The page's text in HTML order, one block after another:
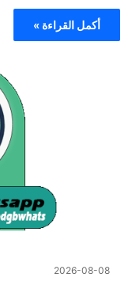
أكمل القراءة »
2026-08-08